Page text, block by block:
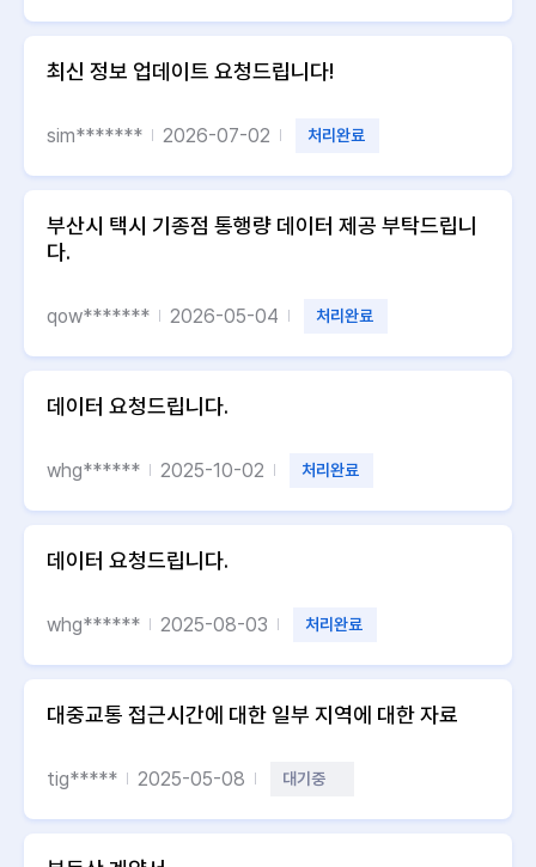
최신 정보 업데이트 요청드립니다!
sim******* 2026-07-02 처리완료
부산시 택시 기종점 통행량 데이터 제공 부탁드립니
다.
qow******* 2026-05-04 처리완료
데이터 요청드립니다.
whg****** 2025-10-02 처리완료
데이터 요청드립니다.
whg****** 2025-08-03 처리완료
대중교통 접근시간에 대한 일부 지역에 대한 자료
tig***** 2025-05-08 대기중